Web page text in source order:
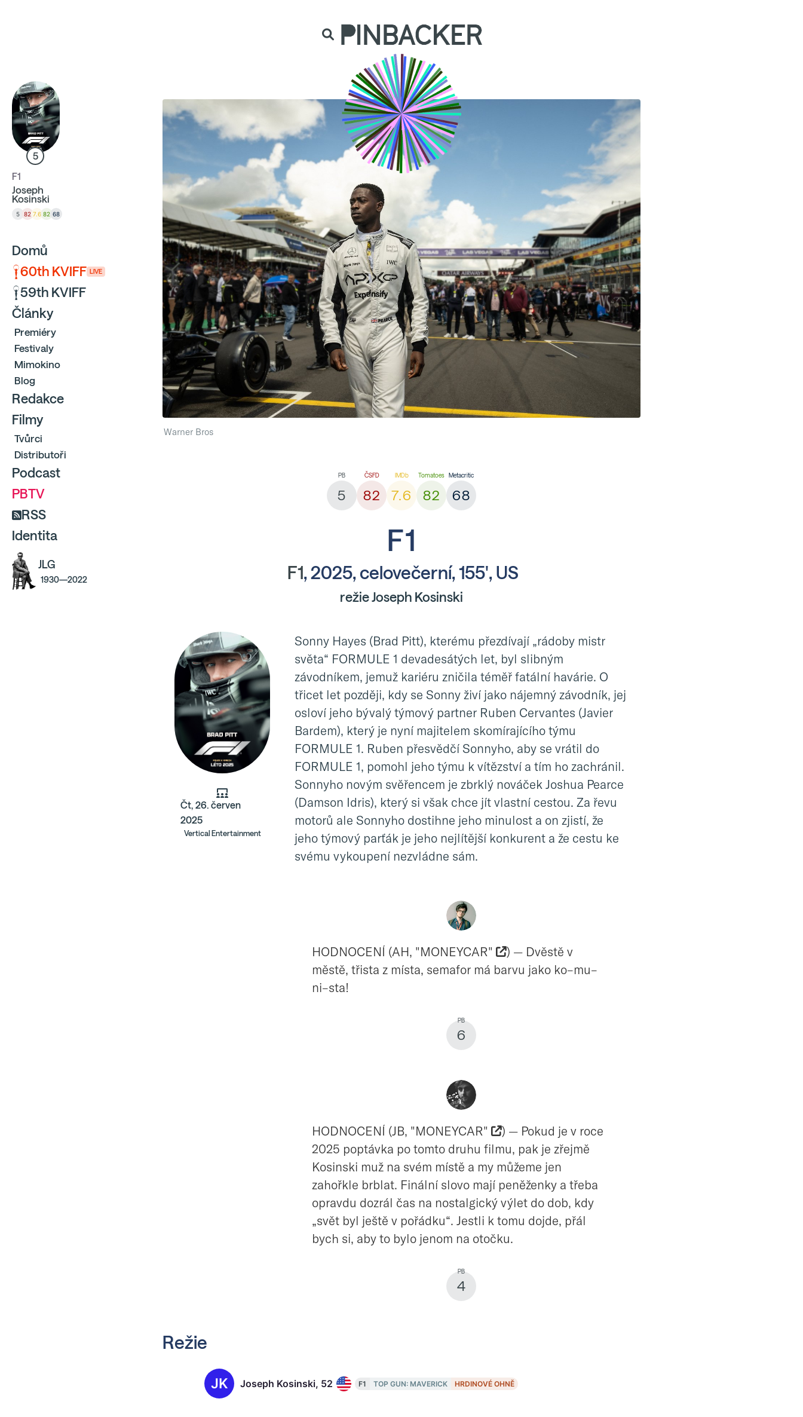
PINBACKER
5
F1
Joseph
Kosinski
5 82 7.6 82 68
Domů
60th KVIFF LIVE
59th KVIFF
Články
Premiéry
Festivaly
Mimokino
Blog
Redakce
Filmy
Tvůrci
Distributoři
Podcast
PBTV
RSS
Identita
JLG
1930—2022
Warner Bros
5 82 7.6 82 68
F1
F1, 2025, celovečerní, 155', US
režie Joseph Kosinski
Čt, 26. červen
2025
Vertical Entertainment
Sonny Hayes (Brad Pitt), kterému přezdívají „rádoby mistr
světa“ FORMULE 1 devadesátých let, byl slibným
závodníkem, jemuž kariéru zničila téměř fatální havárie. O
třicet let později, kdy se Sonny živí jako nájemný závodník, jej
osloví jeho bývalý týmový partner Ruben Cervantes (Javier
Bardem), který je nyní majitelem skomírajícího týmu
FORMULE 1. Ruben přesvědčí Sonnyho, aby se vrátil do
FORMULE 1, pomohl jeho týmu k vítězství a tím ho zachránil.
Sonnyho novým svěřencem je zbrklý nováček Joshua Pearce
(Damson Idris), který si však chce jít vlastní cestou. Za řevu
motorů ale Sonnyho dostihne jeho minulost a on zjistí, že
jeho týmový parťák je jeho nejlítější konkurent a že cestu ke
svému vykoupení nezvládne sám.
HODNOCENÍ (AH, "MONEYCAR"
) — Dvěstě v
městě, třista z místa, semafor má barvu jako ko–mu–
ni–sta!
6
HODNOCENÍ (JB, "MONEYCAR"
) — Pokud je v roce
2025 poptávka po tomto druhu filmu, pak je zřejmě
Kosinski muž na svém místě a my můžeme jen
zahořkle brblat. Finální slovo mají peněženky a třeba
opravdu dozrál čas na nostalgický výlet do dob, kdy
„svět byl ještě v pořádku“. Jestli k tomu dojde, přál
bych si, aby to bylo jenom na otočku.
4
Režie
JK Joseph Kosinski, 52 F1 TOP GUN: MAVERICK HRDINOVÉ OHNĚ